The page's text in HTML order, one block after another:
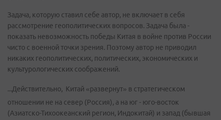
Задача, которую ставил себе автор, не включает в себя
рассмотрение геополитических вопросов. Задача была -
показать невозможность победы Китая в войне против России
чисто с военной точки зрения. Поэтому автор не приводил
никаких геополитических, политических, экономических и
культурологических соображений.
...Действительно, Китай «развернут» в стратегическом
отношении не на север (Россия), а на юг - юго-восток
(Азиатско-Тихоокеанский регион, Индокитай) и запад (бывшая